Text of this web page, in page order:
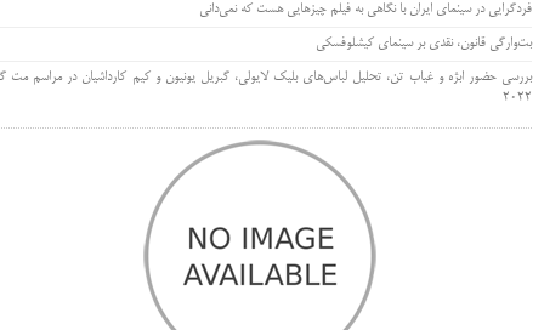
فردگرایی در سینمای ایران با نگاهی به فیلم چیزهایی هست که نمی‌دانی
بت‌وارگی قانون، نقدی بر سینمای کیشلوفسکی
بررسی حضور ابژه و غیاب تن، تحلیل لباس‌های بلیک لایولی، گبریل یونیون و کیم کارداشیان در مراسم مت
۲۰۲۲